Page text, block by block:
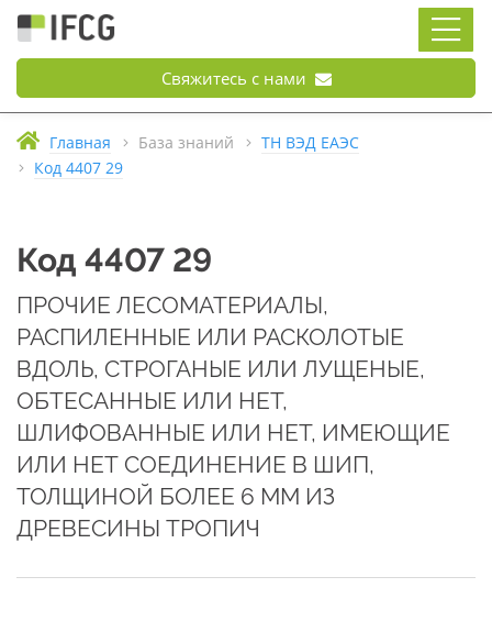
Свяжитесь с нами
Главная База знаний
ТН ВЭД ЕАЭС
Код 4407 29
Код 4407 29
ПРОЧИЕ ЛЕСОМАТЕРИАЛЫ,
РАСПИЛЕННЫЕ ИЛИ РАСКОЛОТЫЕ
ВДОЛЬ, СТРОГАНЫЕ ИЛИ ЛУЩЕНЫЕ,
ОБТЕСАННЫЕ ИЛИ НЕТ,
ШЛИФОВАННЫЕ ИЛИ НЕТ, ИМЕЮЩИЕ
ИЛИ НЕТ СОЕДИНЕНИЕ В ШИП,
ТОЛЩИНОЙ БОЛЕЕ 6 ММ ИЗ
ДРЕВЕСИНЫ ТРОПИЧ